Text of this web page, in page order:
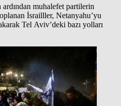
ardından muhalefet partilerin
İsrailller, Netanyahu’yu
Tel Aviv’deki bazı yolları